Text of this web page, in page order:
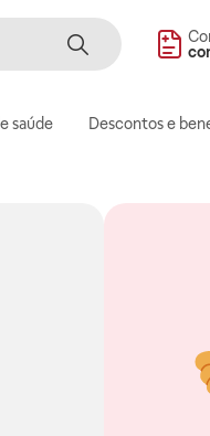
saúde Descontos e